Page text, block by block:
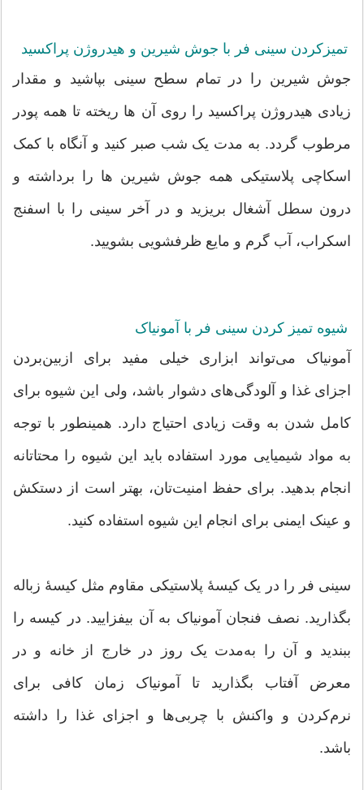
تمیزکردن سینی فر با جوش شیرین و هیدروژن پراکسید
جوش شیرین را در تمام سطح سینی بپاشید و مقدار
زیادی هیدروژن پراکسید را روی آن ها ریخته تا همه پودر
مرطوب گردد. به مدت یک شب صبر کنید و آنگاه با کمک
اسکاچی پلاستیکی همه جوش شیرین ها را برداشته و
درون سطل آشغال بریزید و در آخر سینی را با اسفنج
اسکراب، آب گرم و مایع ظرفشویی بشویید.
شیوه تمیز کردن سینی فر با آمونیاک
آمونیاک می‌تواند ابزاری خیلی مفید برای ازبین‌بردن
اجزای غذا و آلودگی‌های دشوار باشد، ولی این شیوه برای
کامل شدن به وقت زیادی احتیاج دارد. همینطور با توجه
به مواد شیمیایی مورد استفاده باید این شیوه را محتاتانه
انجام بدهید. برای حفظ امنیت‌تان، بهتر است از دستکش
و عینک ایمنی برای انجام این شیوه استفاده کنید.
سینی فر را در یک کیسهٔ پلاستیکی مقاوم مثل کیسهٔ زباله
بگذارید. نصف فنجان آمونیاک به آن بیفزایید. در کیسه را
ببندید و آن را به‌مدت یک روز در خارج از خانه و در
معرض آفتاب بگذارید تا آمونیاک زمان کافی برای
نرم‌کردن و واکنش با چربی‌ها و اجزای غذا را داشته
باشد.